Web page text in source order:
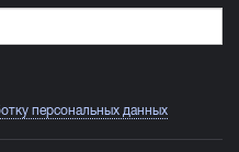
персональных данных